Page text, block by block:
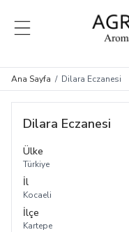
MENÜ
Ana Sayfa / Dilara Eczanesi
Dilara Eczanesi
Ülke
Türkiye
İl
Kocaeli
İlçe
Kartepe